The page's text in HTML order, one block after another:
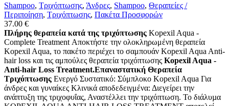
Shampoo, Τριχόπτωσης, Άνδρες, Shampoo, Θεραπείες /
Περιποίηση, Τριχόπτωσης, Πακέτα Προσφορών
37.00 €
Πλήρης θεραπεία κατά της τριχόπτωσης Kopexil Aqua -
Complete Treatment Αποκτήστε την ολοκληρωμένη θεραπεία
Kopexil Aqua, το πακέτο περιέχει το σαμπουάν Kopexil Aqua Anti-
hair loss και τις αμπούλες θεραπεία τριχόπτωσης Kopexil Aqua -
Anti-hair Loss Treatment.Επαναστατική Θεραπεία
Τριχόπτωσης Ενεργό Συστατικό: Σύμπλοκο Kopexil Aqua Για
άνδρες και γυναίκες Κλινικά αποδεδειγμένα: Διεγείρει την
ανάπτυξη της τριχοφυΐας, Αναστέλλει την τριχόπτωση. Το διάλυµα